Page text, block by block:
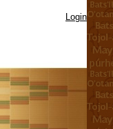
Login